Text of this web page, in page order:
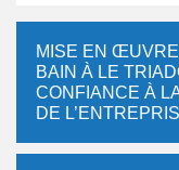
MISE EN
BAIN À LE
CONFIANCE À
DE